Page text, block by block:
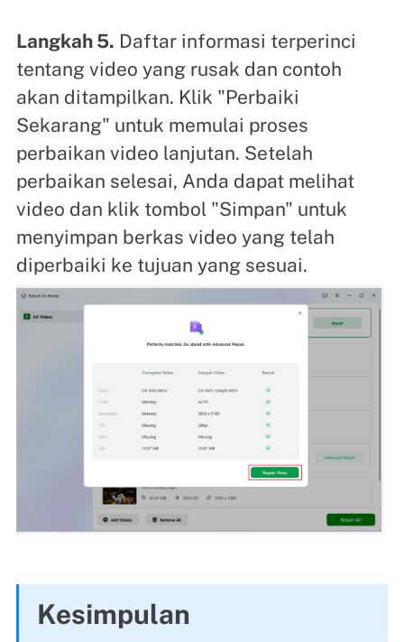
Langkah 5. Daftar informasi terperinci
tentang video yang rusak dan contoh
akan ditampilkan. Klik "Perbaiki
Sekarang" untuk memulai proses
perbaikan video lanjutan. Setelah
perbaikan selesai, Anda dapat melihat
video dan klik tombol "Simpan" untuk
menyimpan berkas video yang telah
diperbaiki ke tujuan yang sesuai.
Kesimpulan